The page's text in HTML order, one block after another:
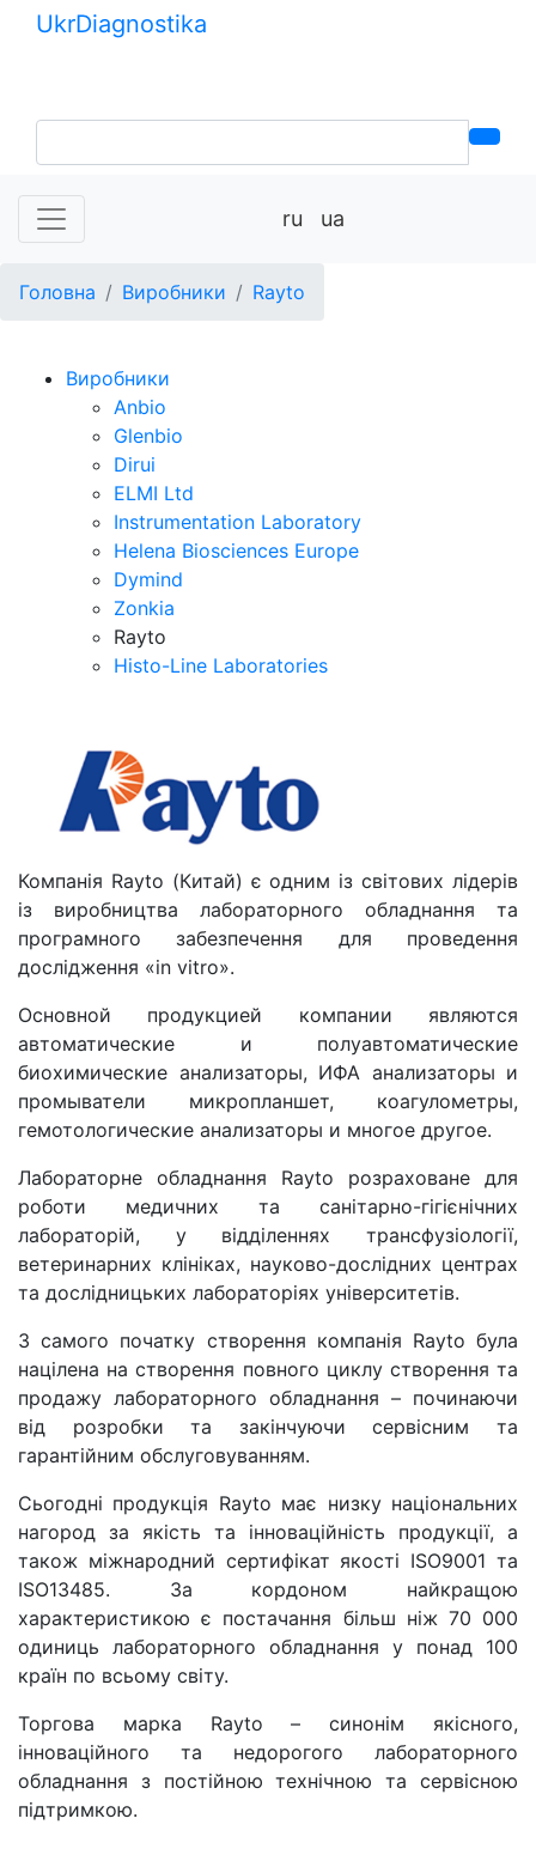
UkrDiagnostika
ru ua
Головна Виробники Rayto
Виробники
Anbio
Glenbio
Dirui
ELMI Ltd
Instrumentation Laboratory
Helena Biosciences Europe
Dymind
Zonkia
Rayto
Histo-Line Laboratories
Компанія Rayto (Китай) є одним із світових лідерів
із виробництва лабораторного обладнання та
програмного забезпечення для проведення
дослідження «in vitro».
Основной продукцией компании являются
автоматические и полуавтоматические
биохимические анализаторы, ИФА анализаторы и
промыватели микропланшет, коагулометры,
гемотологические анализаторы и многое другое.
Лабораторне обладнання Rayto розраховане для
роботи медичних та санітарно-гігієнічних
лабораторій, у відділеннях трансфузіології,
ветеринарних клініках, науково-дослідних центрах
та дослідницьких лабораторіях університетів.
З самого початку створення компанія Rayto була
націлена на створення повного циклу створення та
продажу лабораторного обладнання – починаючи
від розробки та закінчуючи сервісним та
гарантійним обслуговуванням.
Сьогодні продукція Rayto має низку національних
нагород за якість та інноваційність продукції, а
також міжнародний сертифікат якості ISO9001 та
ISO13485. За кордоном найкращою
характеристикою є постачання більш ніж 70 000
одиниць лабораторного обладнання у понад 100
країн по всьому світу.
Торгова марка Rayto – синонім якісного,
інноваційного та недорогого лабораторного
обладнання з постійною технічною та сервісною
підтримкою.